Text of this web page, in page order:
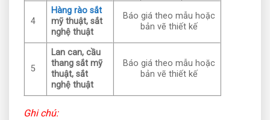
4
Hàng rào sắt
mỹ thuật, sắt
nghệ thuật
Báo giá theo mẫu hoặc
bản vẽ thiết kế
5
Lan can, cầu
thang sắt mỹ
thuật, sắt
nghệ thuật
Báo giá theo mẫu hoặc
bản vẽ thiết kế
Ghi chú: